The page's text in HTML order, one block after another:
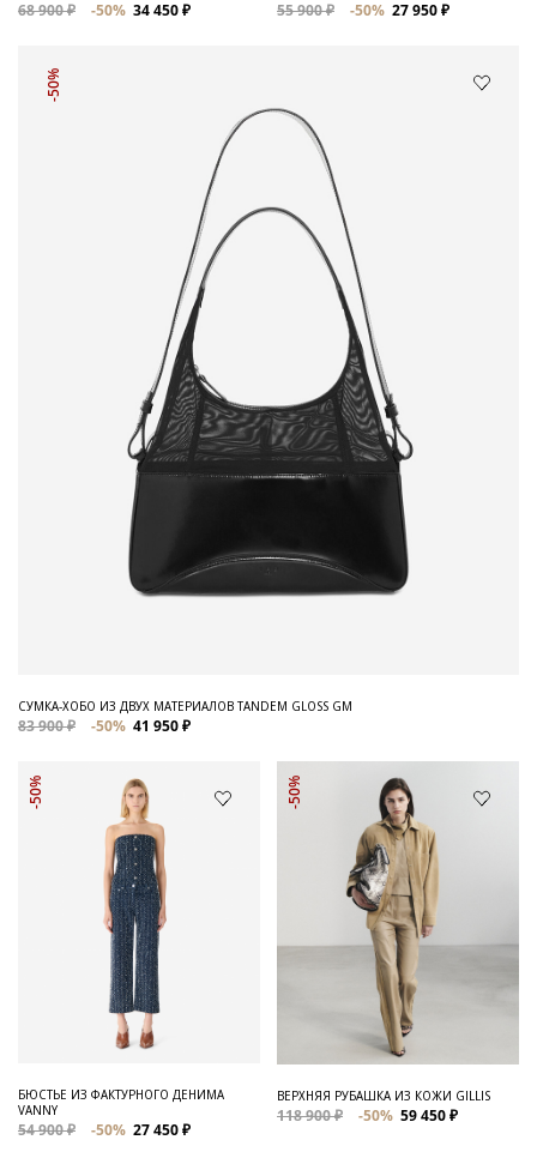
68 900 ₽ -50% 34 450 ₽ 55 900 ₽ -50% 27 950 ₽
-50%
СУМКА-ХОБО ИЗ ДВУХ МАТЕРИАЛОВ TANDEM GLOSS GM
83 900 ₽ -50% 41 950 ₽
-50%
БЮСТЬЕ ИЗ ФАКТУРНОГО ДЕНИМА
VANNY
54 900 ₽ -50% 27 450 ₽
-50%
ВЕРХНЯЯ РУБАШКА ИЗ КОЖИ GILLIS
118 900 ₽ -50% 59 450 ₽